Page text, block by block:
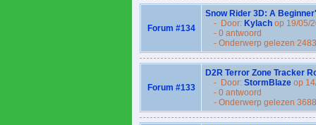
Forum #134
Snow Rider 3D: A
- Door: Kylach op 19/05/
- 0 antwoord
- Onderwerp gelezen
Forum #133
D2R Terror Zone Tracker
- Door: StormBlaze op
- 0 antwoord
- Onderwerp gelezen